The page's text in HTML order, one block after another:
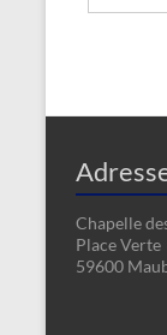
Chapelle
Place Verte
59600